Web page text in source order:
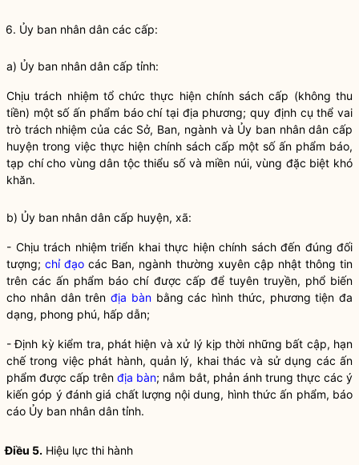
6. Ủy ban nhân dân các cấp:
a) Ủy ban nhân dân cấp tỉnh:
Chịu trách nhiệm tổ chức thực hiện chính sách cấp (không thu
tiền) một số ấn phẩm báo chí tại địa phương; quy định cụ thể vai
trò trách nhiệm của các Sở, Ban, ngành và Ủy ban nhân dân cấp
huyện trong việc thực hiện chính sách cấp một số ấn phẩm báo,
tạp chí cho vùng dân tộc thiểu số và miền núi, vùng đặc biệt khó
khăn.
b) Ủy ban nhân dân cấp huyện, xã:
- Chịu trách nhiệm triển khai thực hiện chính sách đến đúng đối
tượng;chỉ đạo các Ban, ngành thường xuyên cập nhật thông tin
trên các ấn phẩm báo chí được cấp để tuyên truyền, phổ biến
cho nhân dântrên địa bànbằng các hình thức, phương tiện đa
dạng, phong phú, hấp dẫn;
- Định kỳ kiểm tra, phát hiện và xử lý kịp thời những bất cập, hạn
chế trong việc phát hành, quản lý, khai thác và sử dụng các ấn
phẩm được cấp trênđịa bàn; nắm bắt, phản ánh trung thực các ý
kiến góp ý đánh giá chất lượng nội dung, hình thức ấn phẩm, báo
cáo Ủy ban nhân dân tỉnh.
Điều 5. Hiệu lực thi hành